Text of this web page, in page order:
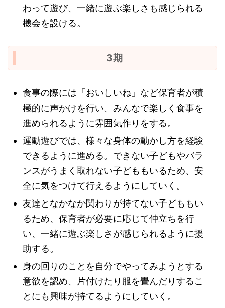
わって遊び、一緒に遊ぶ楽しさも感じられる
機会を設ける。
3期
食事の際には「おいしいね」など保育者が積
極的に声かけを行い、みんなで楽しく食事を
進められるように雰囲気作りをする。
運動遊びでは、様々な身体の動かし方を経験
できるように進める。できない子どもやバラ
ンスがうまく取れない子どももいるため、安
全に気をつけて行えるようにしていく。
友達となかなか関わりが持てない子どももい
るため、保育者が必要に応じて仲立ちを行
い、一緒に遊ぶ楽しさが感じられるように援
助する。
身の回りのことを自分でやってみようとする
意欲を認め、片付けたり服を畳んだりするこ
とにも興味が持てるようにしていく。